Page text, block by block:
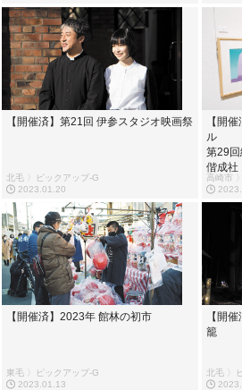
【開催済】第21回 伊参スタジオ映画祭
北毛 〉ピックアップ-G
2023.01.20
【開
ル
第29回
偕成社
高崎市
【開催済】2023年 館林の初市
東毛 〉ピックアップ-G
2023.01.13
【開
籠
北毛 〉